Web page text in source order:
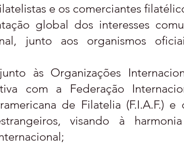
e os comerciantes
global dos interesses
junto aos organismos
às Organizações
com a Federação
de Filatelia (F.I.A.F.) e
visando à